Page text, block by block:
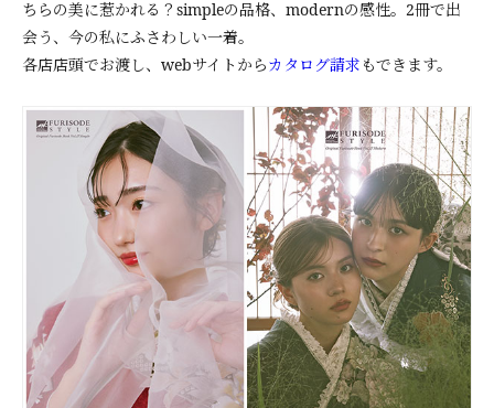
ちらの美に惹かれる？simpleの品格、modernの感性。2冊で出
会う、今の私にふさわしい一着。
各店店頭でお渡し、webサイトからカタログ請求 もできます。